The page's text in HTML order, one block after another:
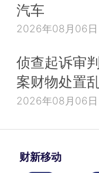
汽车
2026年08月06日
侦查起诉审
案财物处置
2026年08月06日
财新移动